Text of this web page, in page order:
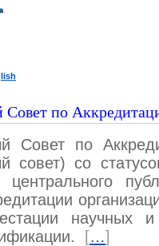
по
Совет по
совет) со
центрального
научных и
[…]